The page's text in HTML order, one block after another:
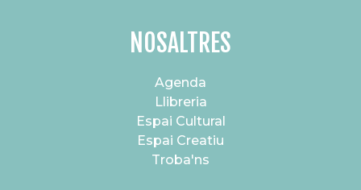
NOSALTRES
Agenda
Llibreria
Espai Cultural
Espai Creatiu
Troba'ns